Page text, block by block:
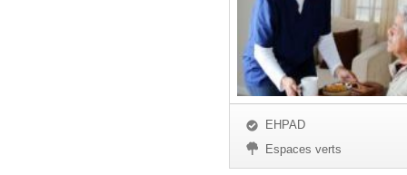
EHPAD
Espaces verts